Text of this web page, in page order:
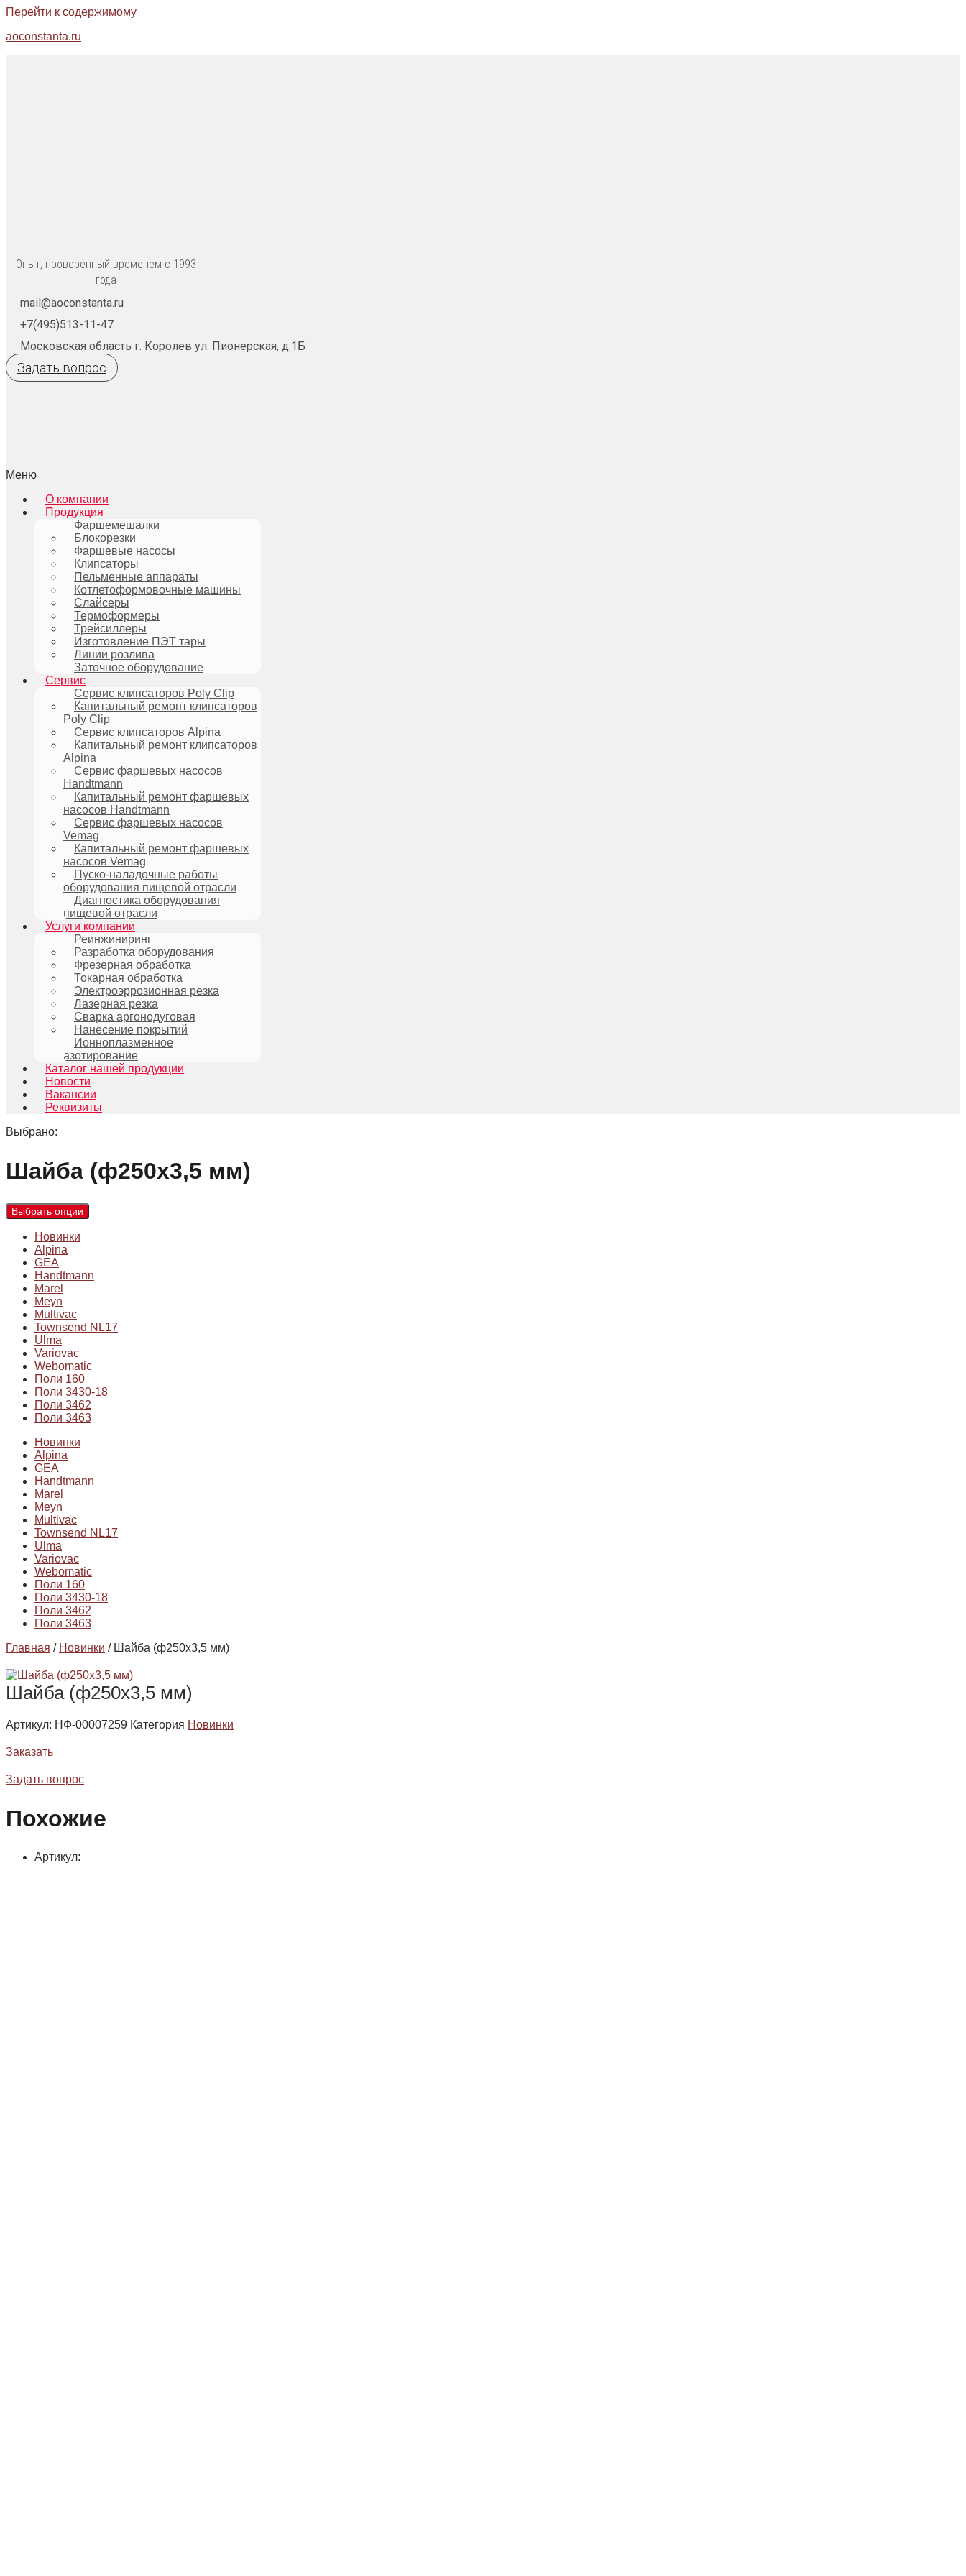
Перейти к содержимому
aoconstanta.ru
Опыт, проверенный временем с 1993
года
mail@aoconstanta.ru
+7(495)513-11-47
Московская область г. Королев ул. Пионерская, д.1Б
Задать вопрос
Меню
О компании
Продукция
Фаршемешалки
Блокорезки
Фаршевые насосы
Клипсаторы
Пельменные аппараты
Котлетоформовочные машины
Слайсеры
Термоформеры
Трейсиллеры
Изготовление ПЭТ тары
Линии розлива
Заточное оборудование
Сервис
Сервис клипсаторов Poly Clip
Капитальный ремонт клипсаторов
Poly Clip
Сервис клипсаторов Alpina
Капитальный ремонт клипсаторов
Alpina
Сервис фаршевых насосов
Handtmann
Капитальный ремонт фаршевых
насосов Handtmann
Сервис фаршевых насосов
Vemag
Капитальный ремонт фаршевых
насосов Vemag
Пуско-наладочные работы
оборудования пищевой отрасли
Диагностика оборудования
пищевой отрасли
Услуги компании
Реинжиниринг
Разработка оборудования
Фрезерная обработка
Токарная обработка
Электроэррозионная резка
Лазерная резка
Сварка аргонодуговая
Нанесение покрытий
Ионноплазменное
азотирование
Каталог нашей продукции
Новости
Вакансии
Реквизиты
Выбрано:
Шайба (ф250х3,5 мм)
Выбрать опции
Новинки
Alpina
GEA
Handtmann
Marel
Meyn
Multivac
Townsend NL17
Ulma
Variovac
Webomatic
Поли 160
Поли 3430-18
Поли 3462
Поли 3463
Новинки
Alpina
GEA
Handtmann
Marel
Meyn
Multivac
Townsend NL17
Ulma
Variovac
Webomatic
Поли 160
Поли 3430-18
Поли 3462
Поли 3463
Главная / Новинки / Шайба (ф250х3,5 мм)
Шайба (ф250х3,5 мм)
Артикул: НФ-00007259 Категория Новинки
Заказать
Задать вопрос
Похожие
Артикул: